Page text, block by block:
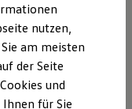
nutzen,
am meisten
der Seite
und
für Sie